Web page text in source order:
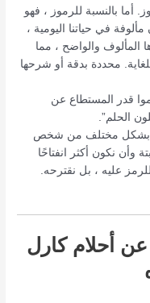
بالنسبة للرموز ، فهو
في حياتنا اليومية ،
المألوف والواضح ، مما
محددة بدقة أو شرحها
قدر المستطاع عن
الحلم”.
بشكل مختلف من شخص
وأن نكون أكثر انفتاحًا
عليه ، بل نقترحه.
أحلام كارل